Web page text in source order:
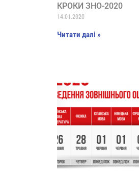
КРОКИ ЗНО-2020
14.01.2020
Читати далі »